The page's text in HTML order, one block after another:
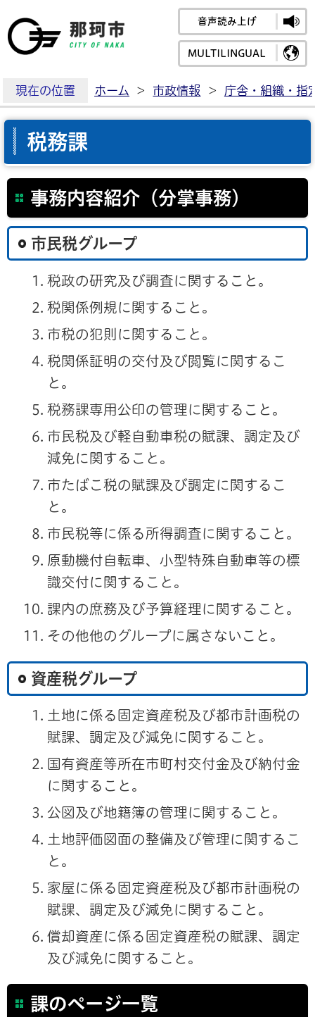
那珂市公式ホームペ
音声読み上げ
MULTILINGUAL
現在の位置 ホーム > 市政情報 > 庁舎・組織・指
税務課
事務内容紹介（分掌事務）
市民税グループ
税政の研究及び調査に関すること。
税関係例規に関すること。
市税の犯則に関すること。
税関係証明の交付及び閲覧に関するこ
と。
税務課専用公印の管理に関すること。
市民税及び軽自動車税の賦課、調定及び
減免に関すること。
市たばこ税の賦課及び調定に関するこ
と。
市民税等に係る所得調査に関すること。
原動機付自転車、小型特殊自動車等の標
識交付に関すること。
課内の庶務及び予算経理に関すること。
その他他のグループに属さないこと。
資産税グループ
土地に係る固定資産税及び都市計画税の
賦課、調定及び減免に関すること。
国有資産等所在市町村交付金及び納付金
に関すること。
公図及び地籍簿の管理に関すること。
土地評価図面の整備及び管理に関するこ
と。
家屋に係る固定資産税及び都市計画税の
賦課、調定及び減免に関すること。
償却資産に係る固定資産税の賦課、調定
及び減免に関すること。
課のページ一覧